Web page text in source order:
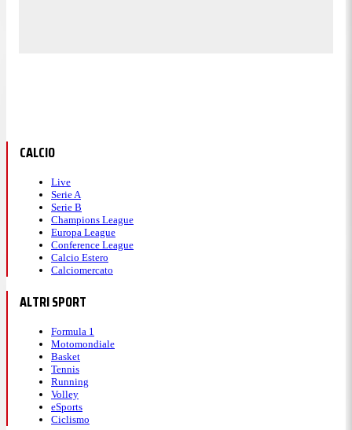
CALCIO
Live
Serie A
Serie B
Champions League
Europa League
Conference League
Calcio Estero
Calciomercato
ALTRI SPORT
Formula 1
Motomondiale
Basket
Tennis
Running
Volley
eSports
Ciclismo